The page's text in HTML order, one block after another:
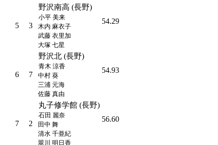
5 3
野沢南高 (長野)
小平 美来
木内 麻衣子
武藤 衣里加
大塚 七星
54.29
6 7
野沢北 (長野)
青木 涼香
中村 葵
三浦 元海
佐藤 真由
54.93
7 2
丸子修学館 (長野)
石田 麗奈
田中 舞
清水 千亜紀
翠川 明日香
56.60